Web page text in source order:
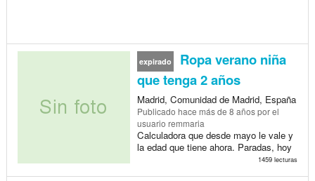
expirado
Ropa verano niña
que tenga 2 años
Madrid, Comunidad de Madrid, España
Publicado hace más de 8 añospor el
usuario remmaria
Calculadora que desde mayo le vale y
la edad que tiene ahora. Paradas, hoy
1459 lecturas